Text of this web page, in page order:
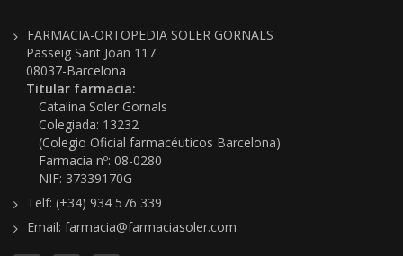
FARMACIA-ORTOPEDIA SOLER GORNALS
Passeig Sant Joan 117
08037-Barcelona
Titular farmacia:
Catalina Soler Gornals
Colegiada: 13232
(Colegio Oficial farmacéuticos Barcelona)
Farmacia nº: 08-0280
NIF: 37339170G
Telf: (+34) 934 576 339
Email: farmacia@farmaciasoler.com